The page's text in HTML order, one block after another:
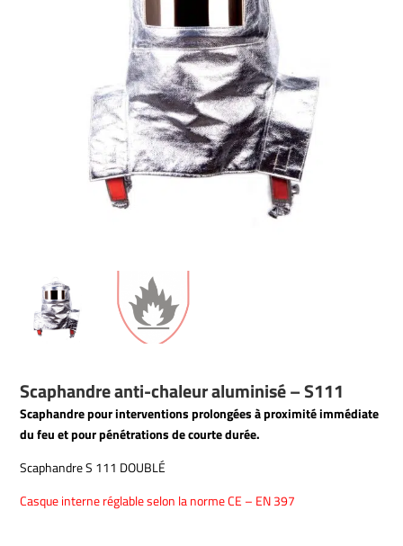
Scaphandre anti-chaleur aluminisé – S111
Scaphandre pour interventions prolongées à proximité immédiate
du feu et pour pénétrations de courte durée.
Scaphandre S 111 DOUBLÉ
Casque interne réglable selon la norme CE – EN 397